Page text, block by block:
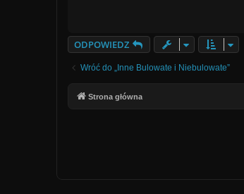
ODPOWIEDZ
Wróć do „Inne Bulowate i Niebulowate”
Strona główna